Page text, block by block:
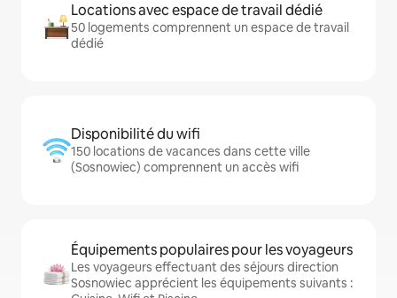
Locations avec espace de travail dédié
50 logements comprennent un espace de travail
dédié
Disponibilité du wifi
150 locations de vacances dans cette ville
(Sosnowiec) comprennent un accès wifi
Équipements populaires pour les voyageurs
Les voyageurs effectuant des séjours direction
Sosnowiec apprécient les équipements suivants :